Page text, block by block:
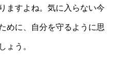
ますよね。気に入らない今
めに、自分を守るように思
ょう。